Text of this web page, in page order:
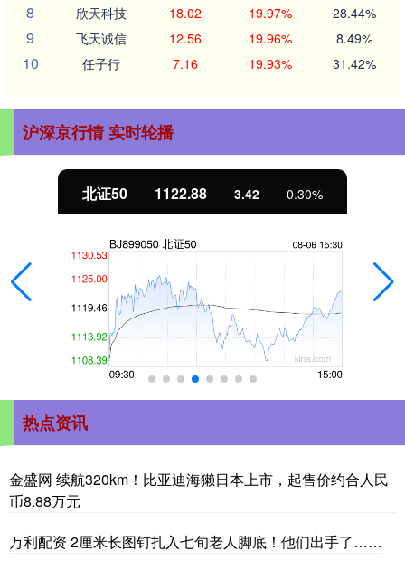
8 欣天科技 18.02 19.97% 28.44%
9 飞天诚信 12.56 19.96% 8.49%
10 任子行 7.16 19.93% 31.42%
沪深京行情 实时轮播
北证50 1122.88 3.42 0.30%
热点资讯
金盛网 续航320km！比亚迪海獭日本上市，起售价约合人民
币8.88万元
万利配资 2厘米长图钉扎入七旬老人脚底！他们出手了……